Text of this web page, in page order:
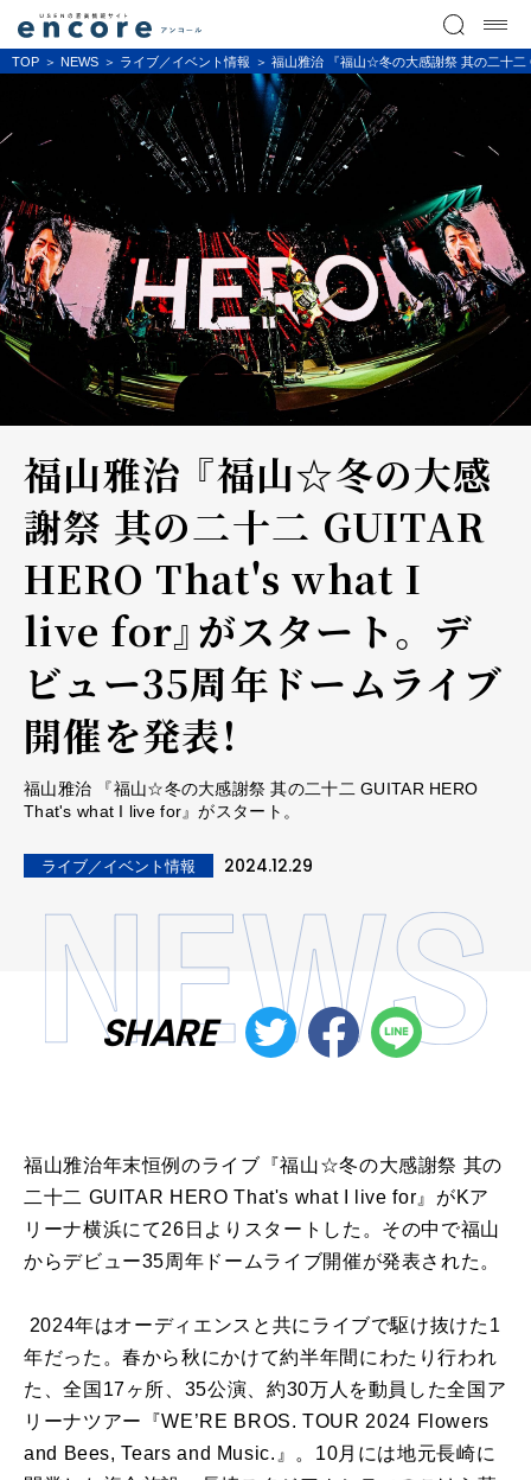
TOP NEWS ライブ／イベント情報 福山雅治 『福山☆冬の大感謝祭 其の二十二
福山雅治 『福山☆冬の大感
謝祭 其の二十二 GUITAR
HERO That's what I
live for』がスタート。 デ
ビュー35周年ドームライブ
開催を発表！
福山雅治 『福山☆冬の大感謝祭 其の二十二 GUITAR HERO
That's what I live for』がスタート。
ライブ／イベント情報 2024.12.29
SHARE
福山雅治年末恒例のライブ『福山☆冬の大感謝祭 其の
二十二 GUITAR HERO That's what I live for』がKア
リーナ横浜にて26日よりスタートした。その中で福山
からデビュー35周年ドームライブ開催が発表された。
2024年はオーディエンスと共にライブで駆け抜けた1
年だった。春から秋にかけて約半年間にわたり行われ
た、全国17ヶ所、35公演、約30万人を動員した全国ア
リーナツアー『WE’RE BROS. TOUR 2024 Flowers
and Bees, Tears and Music.』。10月には地元長崎に